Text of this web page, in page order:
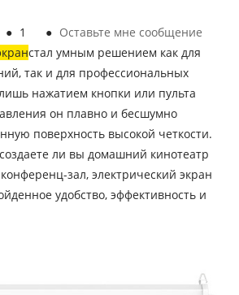
● 1 ● Оставьте мне сообщение
стал умным решением как для
так и для профессиональных
нажатием кнопки или пульта
он плавно и бесшумно
поверхность высокой четкости.
ли вы домашний кинотеатр
зал, электрический экран
удобство, эффективность и